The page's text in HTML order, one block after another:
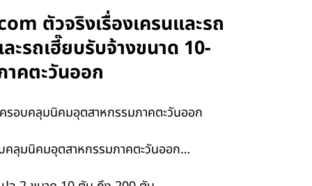
ตัวจริงเรื่องเครนและรถ
รถเฮี๊ยบรับจ้างขนาด 10-
คตะวันออก
รอบคลุมนิคมอุตสาหกรรมภาคตะวันออก
บคลุมนิคมอุตสาหกรรมภาคตะวันออก…